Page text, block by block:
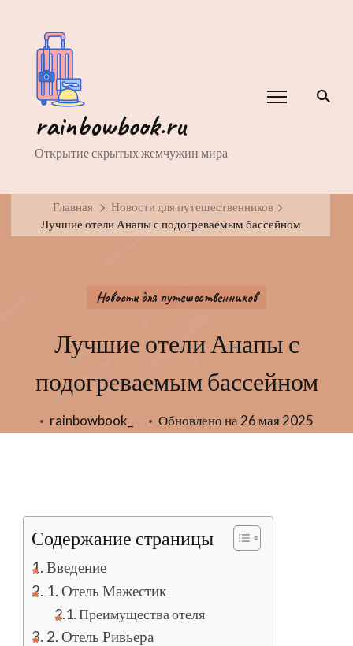
rainbowbook.ru
Открытие скрытых жемчужин мира
Главная
Новости для путешественников
Лучшие отели Анапы с подогреваемым бассейном
Новости для путешественников
Лучшие отели Анапы с
подогреваемым бассейном
rainbowbook_ Обновлено на 26 мая 2025
Содержание страницы
Введение
1. Отель Мажестик
Преимущества отеля
2. Отель Ривьера